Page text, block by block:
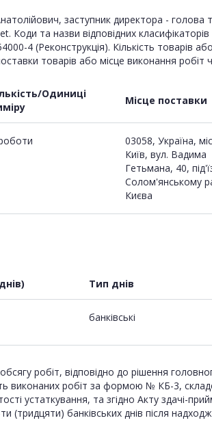
заступник директора - голова
та назви відповідних класифікаторів
4 (Реконструкція). Кількість товарів
товарів або місце виконання
Одиниці
Місце поставки
03058, Україна,
Київ, вул. Вадима
Гетьмана, 40,
Солом'янському
Києва
Тип днів
банківські
робіт, відповідно до рішення
виконаних робіт за формою № КБ-3,
устаткування, та згідно Акту здачі-
банківських днів після